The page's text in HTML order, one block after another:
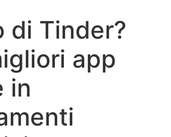
di Tinder?
app
in